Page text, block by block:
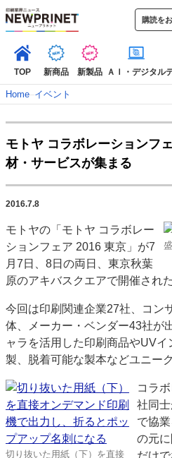
購読を
TOP 新商品 新製品 ＡＩ・デジタル
TOP
新着記事 特集記事
インタビュー
コレクション
デ
SDGs・地域
ポストプレス ビジネス
市場・統計
人事・移転・異動・訃報
特集記事カテゴリー一覧
2022 見える化・MIS特集
特集・デジタル印刷 アイデアで勝負！
JAPAN PACK 2023 特集
案内
発刊案内
JFPI印刷用語集
運営
Home–イベント
モトヤ コラボレーションフ
材・サービスが集まる
2016.7.8
モトヤの「モトヤ コラボレー
ションフェア 2016 東京」が7
月7日、8日の両日、東京秋葉
原のアキバスクエアで開催された
今回は印刷関連企業27社、コン
体、メーカー・ベンダー43社が
ャラを活用した印刷商品やUV
製、脱着可能な製本などユニー
切り抜いた用紙（下）を直接
コラ
社同
で協
の元
だけ